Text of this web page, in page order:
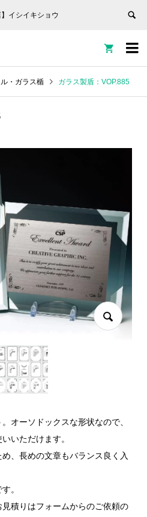
イシイキショウ


・ガラス楯 ガラス製盾：VOP.885
オーソドックスな形状なので、
いただけます。
、長めの文章もバランス良く入
。
積りはフォームからのご依頼の